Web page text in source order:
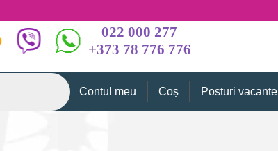
022 000 277
+373 78 776 776
Contul meu Coș Posturi vacante